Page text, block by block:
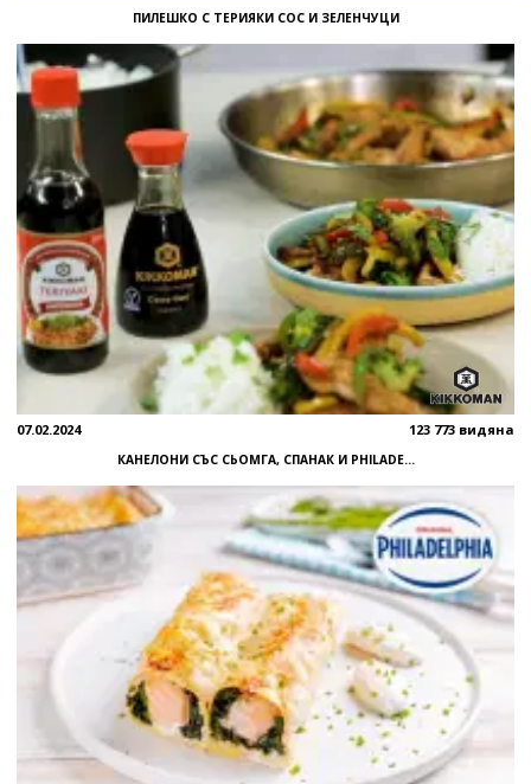
ПИЛЕШКО С ТЕРИЯКИ СОС И ЗЕЛЕНЧУЦИ
07.02.2024 123 773 видяна
КАНЕЛОНИ СЪС СЬОМГА, СПАНАК И PHILADE...